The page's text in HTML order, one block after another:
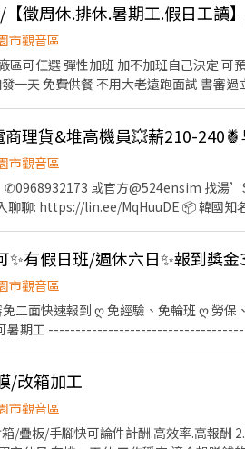
作業的工作，也是要協助現場的工作，
文書人員具備基本電腦操作能力、Office
＝＝＝＝＝＝＝＝＝＝＝＝＝＝＝＝＝＝
＝＝＝＝＝＝＝＝＝＝＝＝＝＝＝＝＝
訓練) ＝＝＝＝＝＝＝＝＝＝＝＝＝＝
：大園區建國路102號 ▶近機場 ❣️TAO5
＝＝ https://forms.office.com/r/
＝＝＝＝＝＝＝＝＝＝＝＝ ✅【休假制
工作福利】❤️ ➡️廠區機車停車免費 ➡️提
車 ➡️免經驗可 高錄取 可立即上工！ ➡️廠
煩惱！ ➡️不定時強檔專案推出，讓你工作
面試、應徵請線上預約，勿直接跑現場
市觀音區
區可任選 彈性加班 加不加班自己決定
一天 免費供餐 不用大老遠跑面試 書審
＃絕不
0958-597-712 小映 或癩詢問
市觀音區
韓國知名電商物流中心 擴大招募中！ 📍【工作地點】 🏢 大園區建國
240元
200元起 🌙 晚班｜時薪 230元起 💰 加班費另計 🎁 不定期加碼津貼 ❤️ 你在
期可申請日領1500 ✅ 提供週領服務 ✅
多同事都是零經驗開始。 工作不是
、能安心做下去的工作。 📢 名額有限，依報名順序安排面試。 現在就趕
✨有假日班/週休六日✨報到獎金
市觀音區
二面快速報到 ღ 免經驗、免輪班 ღ 勞
暑期工
休] 用 餐 制 度：免費供餐 上 班 地 點
快速安排 ✎
Yl34kL8 ✎ 個人電話ID收尋詢問：
pages/
/改箱加工
市觀音區
/疊板/手腳快可論件計酬.高效率.高報酬